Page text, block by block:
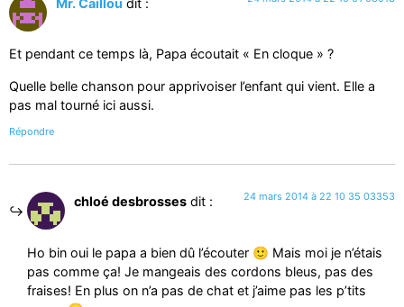
Mr. Caillou dit :
Et pendant ce temps là, Papa écoutait « En cloque » ?
Quelle belle chanson pour apprivoiser l’enfant qui vient. Elle a
pas mal tourné ici aussi.
Répondre
chloé desbrosses dit : 24 mars 2014 à 22 10 35 03353
Ho bin oui le papa a bien dû l’écouter 🙂 Mais moi je n’étais
pas comme ça! Je mangeais des cordons bleus, pas des
fraises! En plus on n’a pas de chat et j’aime pas les p’tits